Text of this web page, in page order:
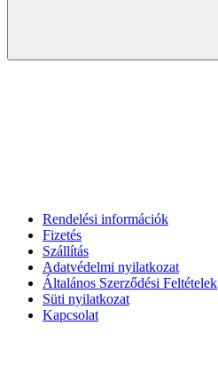
Rendelési információk
Fizetés
Szállítás
Adatvédelmi nyilatkozat
Általános Szerződési Feltételek
Süti nyilatkozat
Kapcsolat